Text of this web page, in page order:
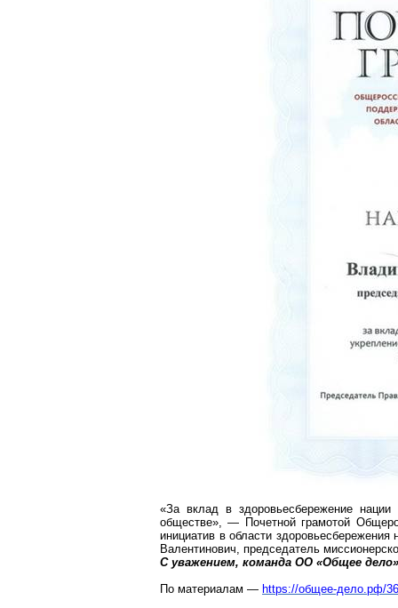
«За вклад вздоровьесбережение нации
обществе», — Почетной грамотой
инициатив в области здоровьесбережения
Валентинович, председатель
С уважением, команда ОО «Общее дело»
По материалам — https://общее-дело.рф/